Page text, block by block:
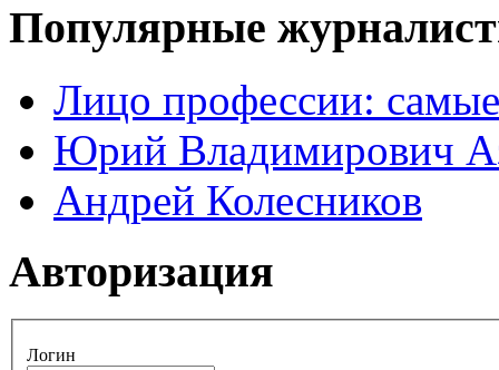
Популярные
Лицо профессии:
Юрий Владимирович
Андрей Колесников
Авторизация
Логин